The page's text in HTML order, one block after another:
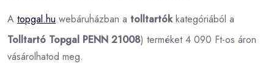
A topgal.hu webáruházban a tolltartókkategóriából a
Tolltartó Topgal PENN 21008) terméket 4 090 Ft-os áron
vásárolhatod meg.